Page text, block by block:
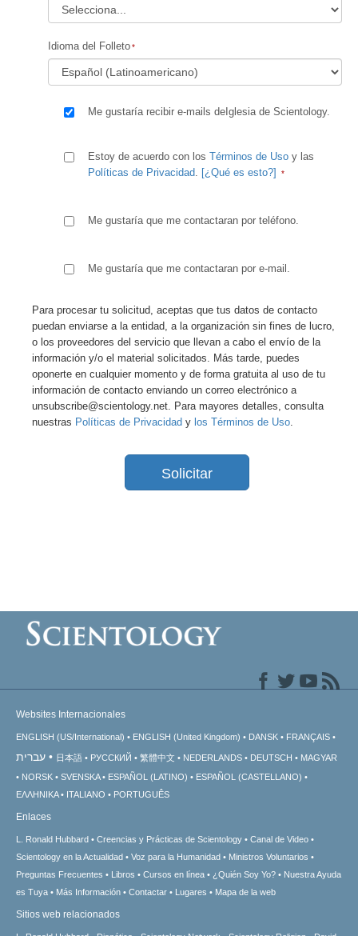
Idioma del Folleto
Me gustaría recibir e-mails deIglesia de Scientology.
Estoy de acuerdo con los Términos de Uso y las
Políticas de Privacidad. [¿Qué es esto?]
Me gustaría que me contactaran por teléfono.
Me gustaría que me contactaran por e-mail.
Para procesar tu solicitud, aceptas que tus datos de contacto
puedan enviarse a la entidad, a la organización sin fines de lucro,
o los proveedores del servicio que llevan a cabo el envío de la
información y/o el material solicitados. Más tarde, puedes
oponerte en cualquier momento y de forma gratuita al uso de tu
información de contacto enviando un correo electrónico a
unsubscribe@scientology.net. Para mayores detalles, consulta
nuestras Políticas de Privacidad y los Términos de Uso.
Solicitar
Websites Internacionales
ENGLISH (US/International) ENGLISH (United Kingdom) DANSK FRANÇAIS
עברית 日本語 РУССКИЙ 繁體中文 NEDERLANDS DEUTSCH
MAGYAR
NORSK
SVENSKA ESPAÑOL (LATINO)
ESPAÑOL (CASTELLANO)
ΕΛΛΗΝΙΚA
ITALIANO PORTUGUÊS
Enlaces
L. Ronald Hubbard Creencias y Prácticas de Scientology
Canal de Video
Scientology en la Actualidad
Voz para la Humanidad
Ministros Voluntarios
Preguntas Frecuentes
Libros Cursos en línea ¿Quién Soy Yo?
Nuestra Ayuda
es Tuya
Más Información Contactar Lugares Mapa de la web
Sitios web relacionados